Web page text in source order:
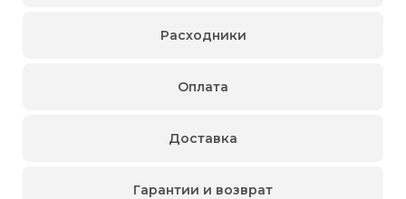
Расходники
Оплата
Доставка
Гарантии и возврат